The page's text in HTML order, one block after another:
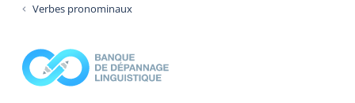
Verbes pronominaux